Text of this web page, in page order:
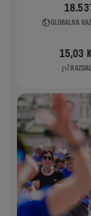
GLOBALNA
15,03